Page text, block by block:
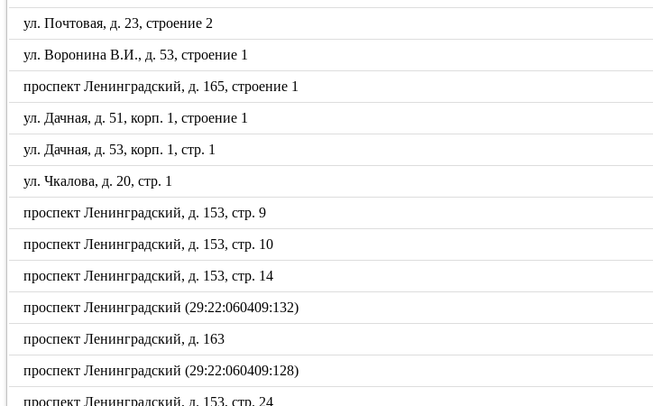
ул. Почтовая, д. 23, строение 2
ул. Воронина В.И., д. 53, строение 1
проспект Ленинградский, д. 165, строение 1
ул. Дачная, д. 51, корп. 1, строение 1
ул. Дачная, д. 53, корп. 1, стр. 1
ул. Чкалова, д. 20, стр. 1
проспект Ленинградский, д. 153, стр. 9
проспект Ленинградский, д. 153, стр. 10
проспект Ленинградский, д. 153, стр. 14
проспект Ленинградский (29:22:060409:132)
проспект Ленинградский, д. 163
проспект Ленинградский (29:22:060409:128)
проспект Ленинградский, д. 153, стр. 24